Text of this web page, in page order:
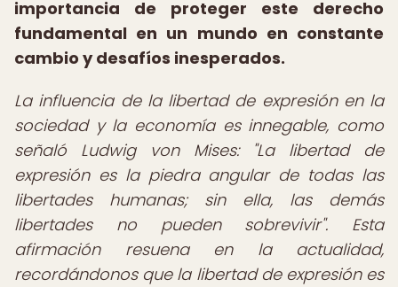
importancia de proteger este derecho
fundamental en un mundo en constante
cambio y desafíos inesperados.
La influencia de la libertad de expresión en la
sociedad y la economía es innegable, como
señaló Ludwig von Mises: "La libertad de
expresión es la piedra angular de todas las
libertades humanas; sin ella, las demás
libertades no pueden sobrevivir". Esta
afirmación resuena en la actualidad,
recordándonos que la libertad de expresión es